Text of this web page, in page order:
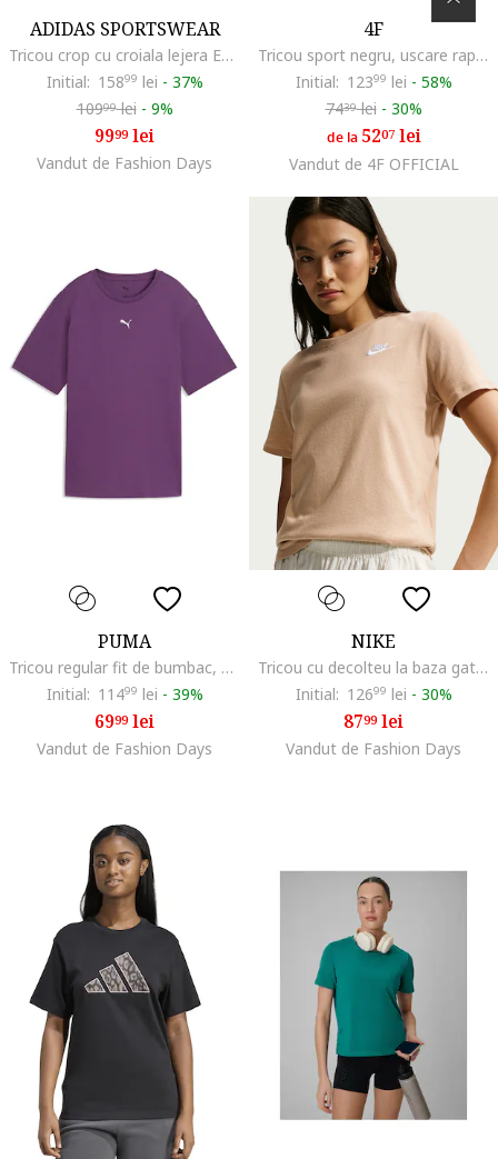
ADIDAS SPORTSWEAR
Tricou crop cu croiala lejera Essential, Alb fildes/Alb optic
Initial: 15899 lei - 37%
10999lei - 9%
9999lei
Vandut de Fashion Days
4F
Tricou sport negru, uscare rapida, supradimensionat, pentru femei, textil
Initial: 12399 lei - 58%
7439lei - 30%
de la 5207lei
Vandut de 4F OFFICIAL
PUMA
Tricou regular fit de bumbac, Violet
Initial: 11499 lei - 39%
6999lei
Vandut de Fashion Days
NIKE
Tricou cu decolteu la baza gatului Sportswear Club Essentials, Maro deschis
Initial: 12699 lei - 30%
8799lei
Vandut de Fashion Days